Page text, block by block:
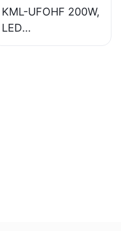
KML-UFOHF 200W,
LED
Héichbuchtluuchte